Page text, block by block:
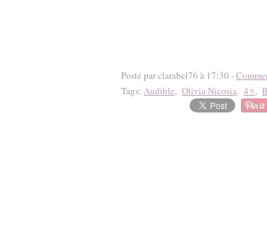
Posté par clarabel76 à 17:30 -
Tags: Audible, Olivia Nicosia, 4⭐,